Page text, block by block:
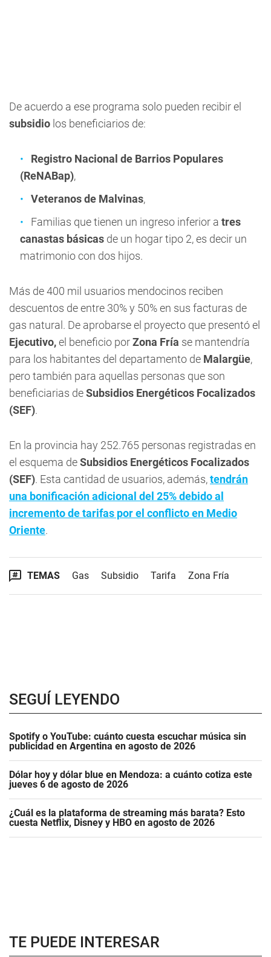
De acuerdo a ese programa solo pueden recibir el
subsidio los beneficiarios de:
Registro Nacional de Barrios Populares
(ReNABap),
Veteranos de Malvinas,
Familias que tienen un ingreso inferior a tres
canastas básicas de un hogar tipo 2, es decir un
matrimonio con dos hijos.
Más de 400 mil usuarios mendocinos reciben
descuentos de entre 30% y 50% en sus facturas de
gas natural. De aprobarse el proyecto que presentó el
Ejecutivo,el beneficio porZona Fría se mantendría
para los habitantes del departamento de Malargüe,
pero también para aquellas personas que son
beneficiarias deSubsidios Energéticos Focalizados
(SEF).
En la provincia hay 252.765 personas registradas en
el esquema deSubsidios Energéticos Focalizados
(SEF). Esta cantidad de usuarios, además,tendrán
una bonificación adicional del 25% debido al
incremento de tarifas por el conflicto en Medio
Oriente.
TEMAS Gas Subsidio Tarifa Zona Fría
SEGUÍ LEYENDO
Spotify o YouTube: cuánto cuesta escuchar música sin
publicidad en Argentina en agosto de 2026
Dólar hoy y dólar blue en Mendoza: a cuánto cotiza este
jueves 6 de agosto de 2026
¿Cuál es la plataforma de streaming más barata? Esto
cuesta Netflix, Disney y HBO en agosto de 2026
TE PUEDE INTERESAR